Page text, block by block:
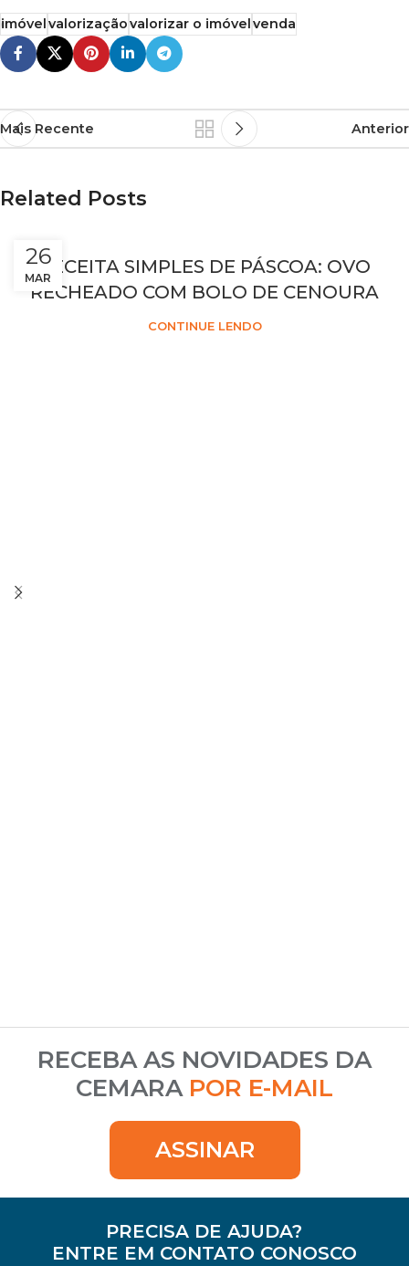
imóvelvalorizaçãovalorizar o imóvelvenda
Mais Recente Anterior
Related Posts
26
MAR
RECEITA SIMPLES DE PÁSCOA: OVO
RECHEADO COM BOLO DE CENOURA
CONTINUE LENDO
RECEBA AS NOVIDADES DA
CEMARA POR E-MAIL
ASSINAR
PRECISA DE AJUDA?
ENTRE EM CONTATO CONOSCO